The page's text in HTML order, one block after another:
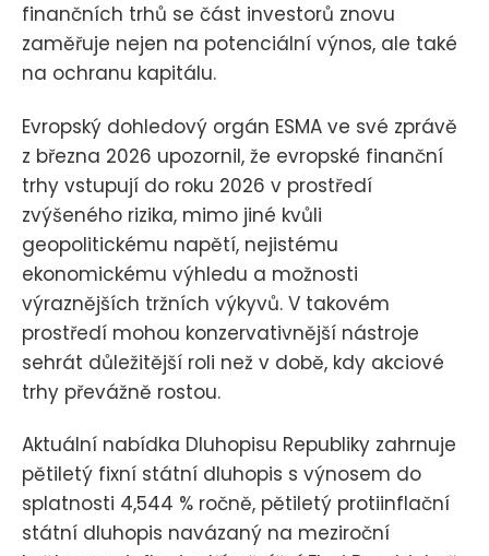
finančních trhů se část investorů znovu
zaměřuje nejen na potenciální výnos, ale také
na ochranu kapitálu.
Evropský dohledový orgán ESMA ve své zprávě
z března 2026 upozornil, že evropské finanční
trhy vstupují do roku 2026 v prostředí
zvýšeného rizika, mimo jiné kvůli
geopolitickému napětí, nejistému
ekonomickému výhledu a možnosti
výraznějších tržních výkyvů. V takovém
prostředí mohou konzervativnější nástroje
sehrát důležitější roli než v době, kdy akciové
trhy převážně rostou.
Aktuální nabídka Dluhopisu Republiky zahrnuje
pětiletý fixní státní dluhopis s výnosem do
splatnosti 4,544 % ročně, pětiletý protiinflační
státní dluhopis navázaný na meziroční